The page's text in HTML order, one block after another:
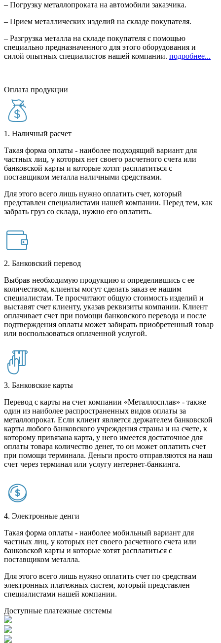
– Погрузку металлопроката на автомобили заказчика.
– Прием металлических изделий на складе покупателя.
– Разгрузка металла на складе покупателя с помощью
специально предназначенного для этого оборудования и
силой опытных специалистов нашей компании. подробнее...
Оплата продукции
1. Наличный расчет
Такая форма оплаты - наиболее подходящий вариант для
частных лиц, у которых нет своего расчетного счета или
банковской карты и которые хотят расплатиться с
поставщиком металла наличными средствами.
Для этого всего лишь нужно оплатить счет, который
представлен специалистами нашей компании. Перед тем, как
забрать груз со склада, нужно его оплатить.
2. Банковский перевод
Выбрав необходимую продукцию и определившись с ее
количеством, клиенты могут сделать заказ ее нашим
специалистам. Те просчитают общую стоимость изделий и
выставят счет клиенту, указав реквизиты компании. Клиент
оплачивает счет при помощи банковского перевода и после
подтверждения оплаты может забирать приобретенный товар
или воспользоваться оплаченной услугой.
3. Банковские карты
Перевод с карты на счет компании «Металлосплав» - также
один из наиболее распространенных видов оплаты за
металлопрокат. Если клиент является держателем банковской
карты любого банковского учреждения страны и на счете, к
которому привязана карта, у него имеется достаточное для
оплаты товара количество денег, то он может оплатить счет
при помощи терминала. Деньги просто отправляются на наш
счет через терминал или услугу интернет-банкинга.
4. Электронные денги
Такая форма оплаты - наиболее мобильный вариант для
частных лиц, у которых нет своего расчетного счета или
банковской карты и которые хотят расплатиться с
поставщиком металла.
Для этого всего лишь нужно оплатить счет по средствам
электронных платежных систем, который представлен
специалистами нашей компании.
Доступные платежные системы